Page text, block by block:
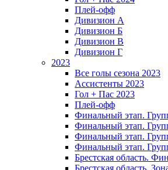
Плей-офф
Дивизион A
Дивизион Б
Дивизион В
Дивизион Г
2023
Все голы сезона 2023
Ассистенты 2023
Гол + Пас 2023
Плей-офф
Финальный этап.
Финальный этап.
Финальный этап.
Финальный этап.
Брестская область.
Брестская область.